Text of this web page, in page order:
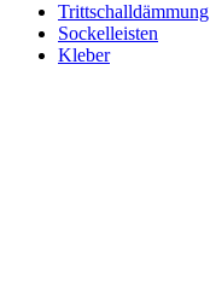
Trittschalldämmung
Sockelleisten
Kleber